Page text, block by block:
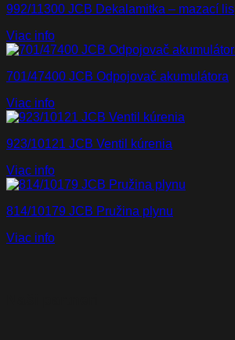
992/11300 JCB Dekalamitka – mazací lis
Viac info
701/47400 JCB Odpojovač akumulátora
Viac info
923/10121 JCB Ventil kúrenia
Viac info
814/10179 JCB Pružina plynu
Viac info